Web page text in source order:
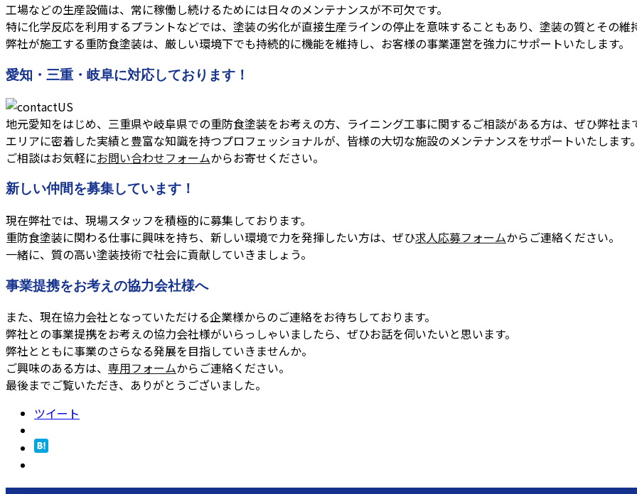
工場などの生産設備は、常に稼働し続けるためには日々のメンテナンスが不可欠です。
特に化学反応を利用するプラントなどでは、塗装の劣化が直接生産ラインの停止を意味することもあり、塗装の質とその維
弊社が施工する重防食塗装は、厳しい環境下でも持続的に機能を維持し、お客様の事業運営を強力にサポートいたします。
愛知・三重・岐阜に対応しております！
地元愛知をはじめ、三重県や岐阜県での重防食塗装をお考えの方、ライニング工事に関するご相談がある方は、ぜひ弊社ま
エリアに密着した実績と豊富な知識を持つプロフェッショナルが、皆様の大切な施設のメンテナンスをサポートいたします。
ご相談はお気軽にお問い合わせフォームからお寄せください。
新しい仲間を募集しています！
現在弊社では、現場スタッフを積極的に募集しております。
重防食塗装に関わる仕事に興味を持ち、新しい環境で力を発揮したい方は、ぜひ求人応募フォームからご連絡ください。
一緒に、質の高い塗装技術で社会に貢献していきましょう。
事業提携をお考えの協力会社様へ
また、現在協力会社となっていただける企業様からのご連絡をお待ちしております。
弊社との事業提携をお考えの協力会社様がいらっしゃいましたら、ぜひお話を伺いたいと思います。
弊社とともに事業のさらなる発展を目指していきませんか。
ご興味のある方は、 専用フォームからご連絡ください。
最後までご覧いただき、ありがとうございました。
ツイート